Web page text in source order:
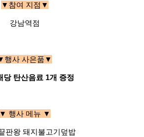
▼참여 지점▼
강남역점
행사 사은품▼
당 탄산음료 1개 증정
▼ 행사 메뉴 ▼
판왕 돼지불고기덮밥